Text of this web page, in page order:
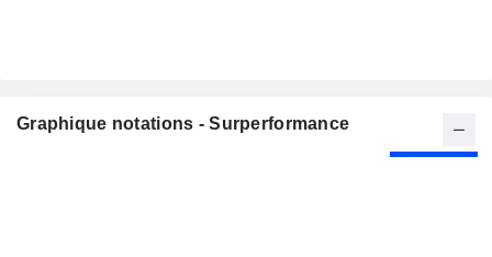
Graphique notations - Surperformance